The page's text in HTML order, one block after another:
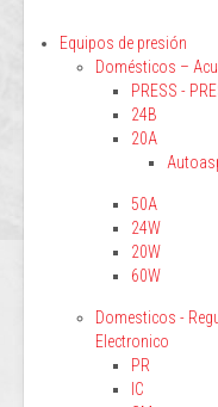
Equipos de presión
Domésticos –
PRESS -
24B
20A
50A
24W
20W
60W
Domesticos -
Electronico
PR
IC